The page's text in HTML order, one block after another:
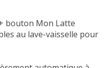
bouton Mon Latte
au lave-vaisselle pour